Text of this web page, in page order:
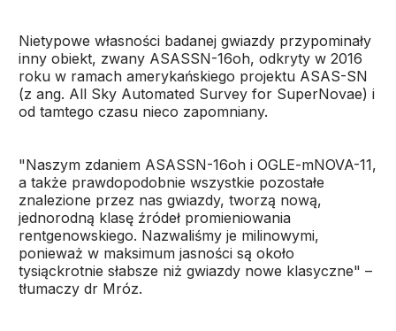
Nietypowe własności badanej gwiazdy przypominały
inny obiekt, zwany ASASSN-16oh, odkryty w 2016
roku w ramach amerykańskiego projektu ASAS-SN
(z ang. All Sky Automated Survey for SuperNovae) i
od tamtego czasu nieco zapomniany.
"Naszym zdaniem ASASSN-16oh i OGLE-mNOVA-11,
a także prawdopodobnie wszystkie pozostałe
znalezione przez nas gwiazdy, tworzą nową,
jednorodną klasę źródeł promieniowania
rentgenowskiego. Nazwaliśmy je milinowymi,
ponieważ w maksimum jasności są około
tysiąckrotnie słabsze niż gwiazdy nowe klasyczne" –
tłumaczy dr Mróz.